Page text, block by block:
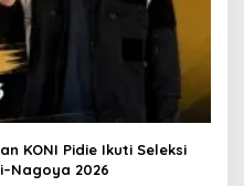
KONI Pidie Ikuti Seleksi
2026